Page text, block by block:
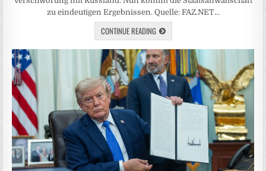
zu eindeutigen Ergebnissen. Quelle: FAZ.NET…
CONTINUE READING